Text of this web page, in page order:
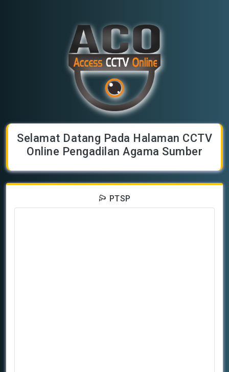
Selamat Datang Pada Halaman CCTV
Online Pengadilan Agama Sumber
PTSP